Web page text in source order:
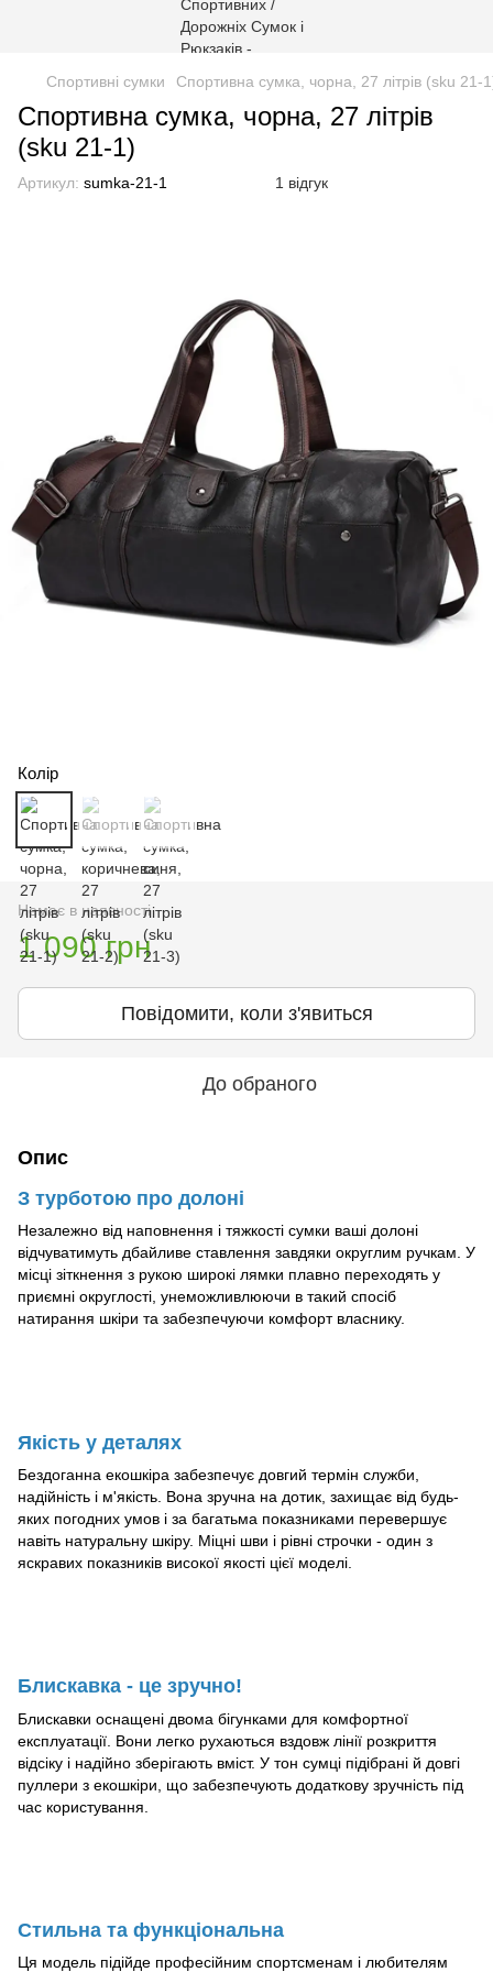
Спортивні сумки Спортивна сумка, чорна, 27 літрів (sku 21-
Спортивна сумка, чорна, 27 літрів
(sku 21-1)
Артикул: sumka-21-1 1 відгук
Колір
Немає в наявності
1 090 грн
Повідомити, коли з'явиться
До обраного
Опис
З турботою про долоні
Незалежно від наповнення і тяжкості сумки ваші долоні
відчуватимуть дбайливе ставлення завдяки округлим ручкам. У
місці зіткнення з рукою широкі лямки плавно переходять у
приємні округлості, унеможливлюючи в такий спосіб
натирання шкіри та забезпечуючи комфорт власнику.
Якість у деталях
Бездоганна екошкіра забезпечує довгий термін служби,
надійність і м'якість. Вона зручна на дотик, захищає від будь-
яких погодних умов і за багатьма показниками перевершує
навіть натуральну шкіру. Міцні шви і рівні строчки - один з
яскравих показників високої якості цієї моделі.
Блискавка - це зручно!
Блискавки оснащені двома бігунками для комфортної
експлуатації. Вони легко рухаються вздовж лінії розкриття
відсіку і надійно зберігають вміст. У тон сумці підібрані й довгі
пуллери з екошкіри, що забезпечують додаткову зручність під
час користування.
Стильна та функціональна
Ця модель підійде професійним спортсменам і любителям